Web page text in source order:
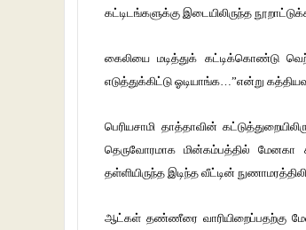
கட்டிடங்களுக்கு இடையிலிருந்த
கைலியை மடித்துக் கட்டிக்கொண்டு
எடுத்துக்கிட்டு ஓடியாங்க…”என்று
பெரியசாமி தாத்தாவின்
தெருவோரமாக மின்கம்பத்தில்
தள்ளியிருந்த இடிந்த வீட்டின்
ஆட்கள் தண்ணீரை வாரியிறைப்பதற்கு மேல்